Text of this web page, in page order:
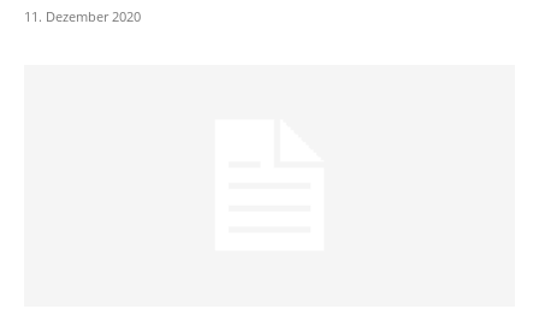
11. Dezember 2020